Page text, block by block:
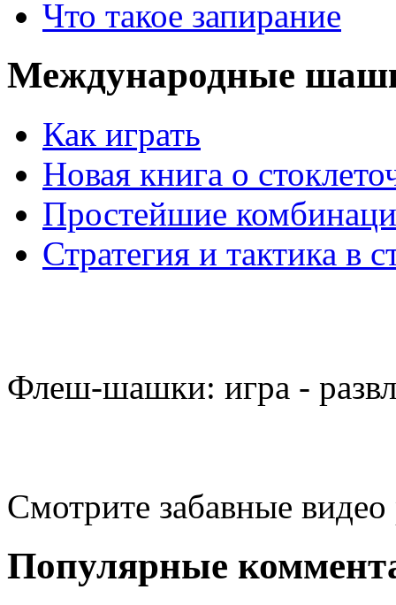
Что такое запирание
Международные
Как играть
Новая книга о
Простейшие
Стратегия и тактика в
Флеш-шашки: игра -
Смотрите забавные
Популярные